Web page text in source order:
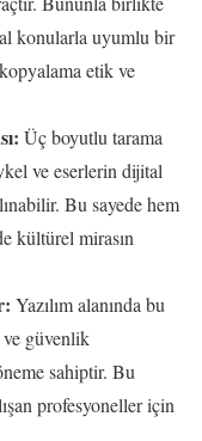
konularla uyumlu bir
etik ve
Üç boyutlu tarama
ve eserlerin dijital
Bu sayede hem
kültürel mirasın
Yazılım alanında bu
ve güvenlik
sahiptir. Bu
profesyoneller için